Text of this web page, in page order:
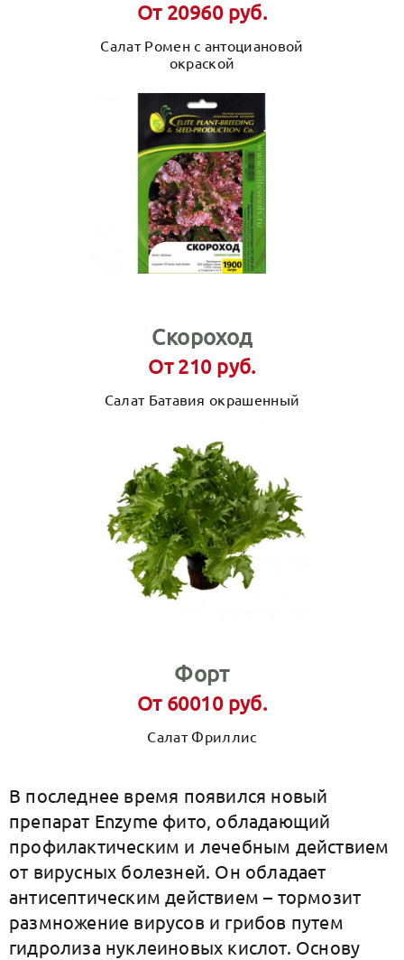
От 20960 руб.
Салат Ромен с антоциановой
окраской
Скороход
От 210 руб.
Салат Батавия окрашенный
Форт
От 60010 руб.
Салат Фриллис
В последнее время появился новый
препарат Enzyme фито, обладающий
профилактическим и лечебным действием
от вирусных болезней. Он обладает
антисептическим действием – тормозит
размножение вирусов и грибов путем
гидролиза нуклеиновых кислот. Основу